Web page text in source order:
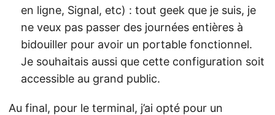
en ligne, Signal, etc) : tout geek que je suis, je
ne veux pas passer des journées entières à
bidouiller pour avoir un portable fonctionnel.
Je souhaitais aussi que cette configuration soit
accessible au grand public.
Au final, pour le terminal, j’ai opté pour un